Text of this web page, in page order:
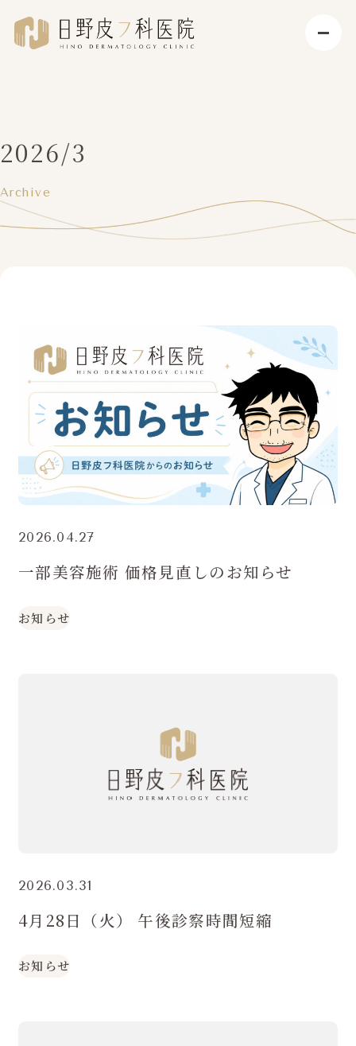
2026/3
Archive
2026.04.27
一部美容施術 価格見直しのお知らせ
お知らせ
2026.03.31
4月28日（火） 午後診察時間短縮
お知らせ